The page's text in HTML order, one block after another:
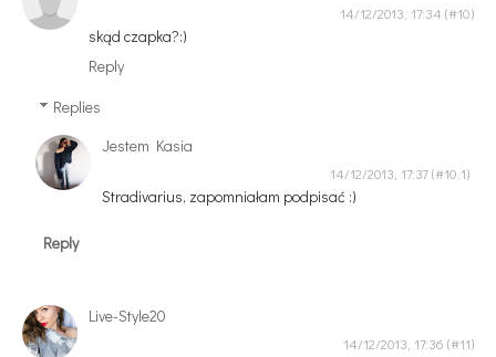
14/12/2013, 17:34
skąd czapka?:)
Reply
Replies
Jestem Kasia
14/12/2013, 17:37
Stradivarius, zapomniałam podpisać :)
Reply
Live-Style20
14/12/2013, 17:36